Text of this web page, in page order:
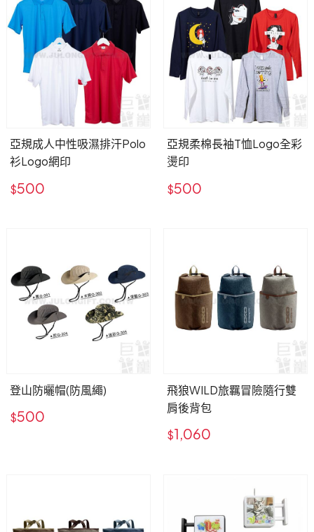
亞規成人中性吸濕排汗Polo
衫Logo網印
$500
亞規柔棉長袖T恤Logo全彩
燙印
$500
登山防曬帽(防風繩)
$500
飛狼WILD旅羈冒險隨行雙
肩後背包
$1,060